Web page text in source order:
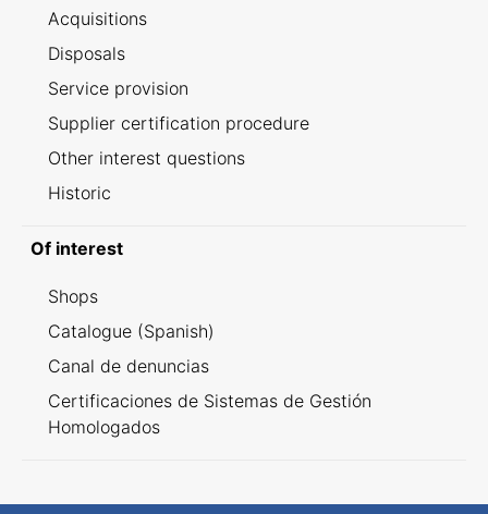
Acquisitions
Disposals
Service provision
Supplier certification procedure
Other interest questions
Historic
Of interest
Shops
Catalogue (Spanish)
Canal de denuncias
Certificaciones de Sistemas de Gestión
Homologados